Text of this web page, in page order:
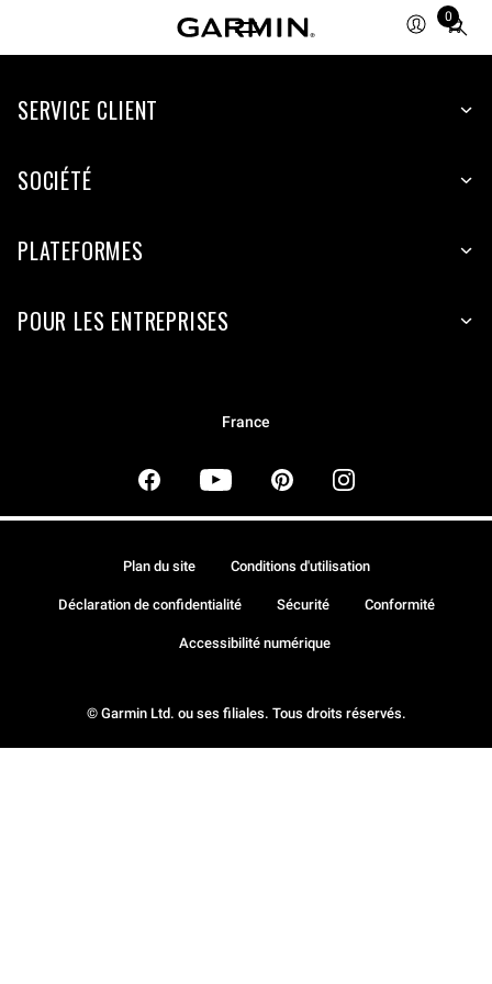
0
Total
items
cart:
SERVICE CLIENT
SOCIÉTÉ
PLATEFORMES
POUR LES ENTREPRISES
France
© Garmin Ltd. ou ses filiales. Tous droits réservés.
Plan du site Conditions d'utilisation
Déclaration de confidentialité Sécurité Conformité
Accessibilité numérique